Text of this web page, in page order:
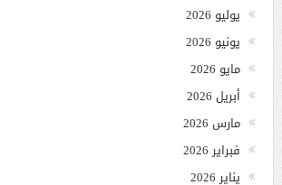
يوليو 2026
يونيو 2026
مايو 2026
أبريل 2026
مارس 2026
فبراير 2026
يناير 2026